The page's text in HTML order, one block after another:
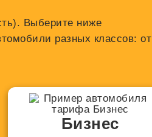
Выберите ниже
разных классов: от
Бизнес